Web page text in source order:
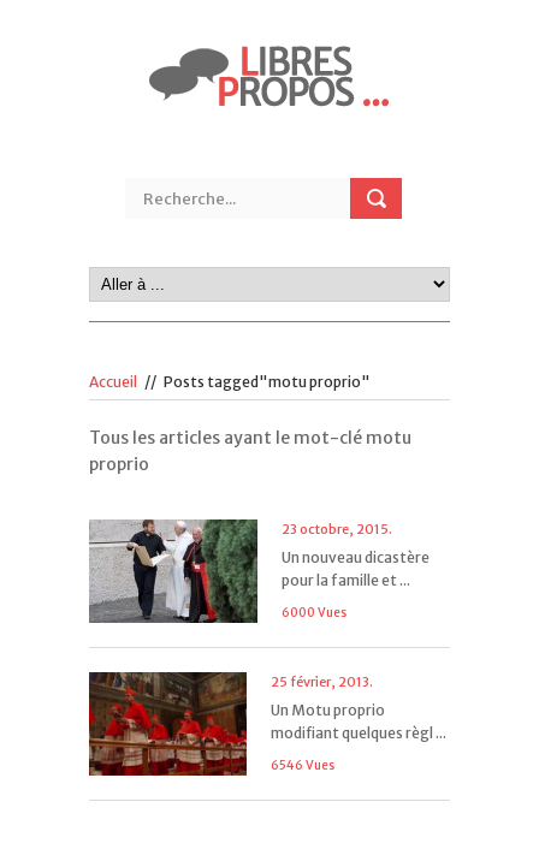
Accueil // Posts tagged"motu proprio"
Tous les articles ayant le mot-clé motu
proprio
23 octobre, 2015.
Un nouveau dicastère
pour la famille et ...
6000 Vues
25 février, 2013.
Un Motu proprio
modifiant quelques règl ...
6546 Vues